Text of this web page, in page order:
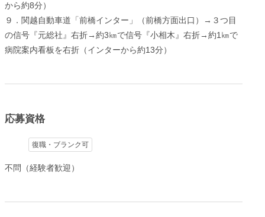
から約8分）
９．関越自動車道「前橋インター」（前橋方面出口）→３つ目
の信号『元総社』右折→約3㎞で信号『小相木』右折→約1㎞で
病院案内看板を右折（インターから約13分）
応募資格
復職・ブランク可
不問（経験者歓迎）